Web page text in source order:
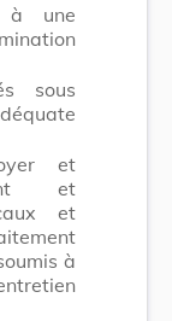
à une
sous
et
et
et
à